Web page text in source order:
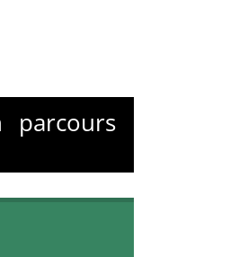
parcours